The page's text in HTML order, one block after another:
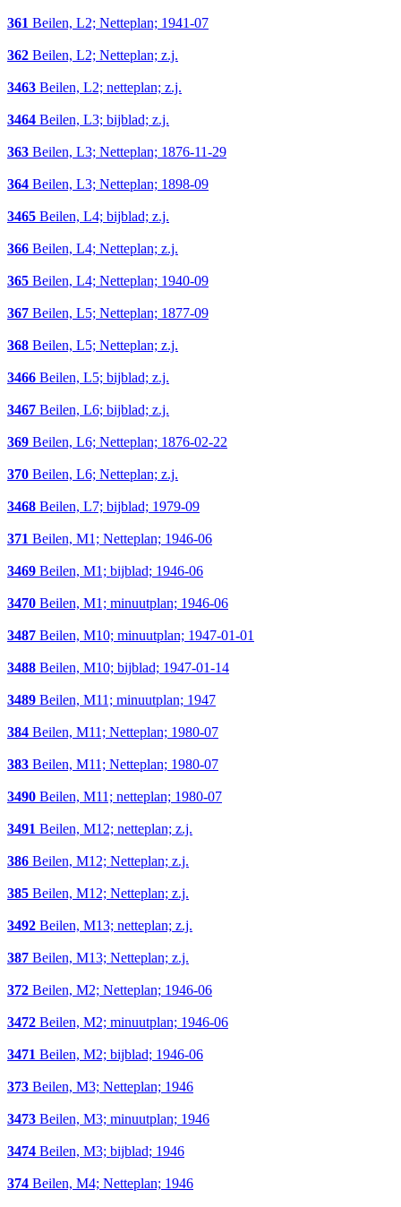
361 Beilen, L2; Netteplan; 1941-07
362 Beilen, L2; Netteplan; z.j.
3463 Beilen, L2; netteplan; z.j.
3464 Beilen, L3; bijblad; z.j.
363 Beilen, L3; Netteplan; 1876-11-29
364 Beilen, L3; Netteplan; 1898-09
3465 Beilen, L4; bijblad; z.j.
366 Beilen, L4; Netteplan; z.j.
365 Beilen, L4; Netteplan; 1940-09
367 Beilen, L5; Netteplan; 1877-09
368 Beilen, L5; Netteplan; z.j.
3466 Beilen, L5; bijblad; z.j.
3467 Beilen, L6; bijblad; z.j.
369 Beilen, L6; Netteplan; 1876-02-22
370 Beilen, L6; Netteplan; z.j.
3468 Beilen, L7; bijblad; 1979-09
371 Beilen, M1; Netteplan; 1946-06
3469 Beilen, M1; bijblad; 1946-06
3470 Beilen, M1; minuutplan; 1946-06
3487 Beilen, M10; minuutplan; 1947-01-01
3488 Beilen, M10; bijblad; 1947-01-14
3489 Beilen, M11; minuutplan; 1947
384 Beilen, M11; Netteplan; 1980-07
383 Beilen, M11; Netteplan; 1980-07
3490 Beilen, M11; netteplan; 1980-07
3491 Beilen, M12; netteplan; z.j.
386 Beilen, M12; Netteplan; z.j.
385 Beilen, M12; Netteplan; z.j.
3492 Beilen, M13; netteplan; z.j.
387 Beilen, M13; Netteplan; z.j.
372 Beilen, M2; Netteplan; 1946-06
3472 Beilen, M2; minuutplan; 1946-06
3471 Beilen, M2; bijblad; 1946-06
373 Beilen, M3; Netteplan; 1946
3473 Beilen, M3; minuutplan; 1946
3474 Beilen, M3; bijblad; 1946
374 Beilen, M4; Netteplan; 1946